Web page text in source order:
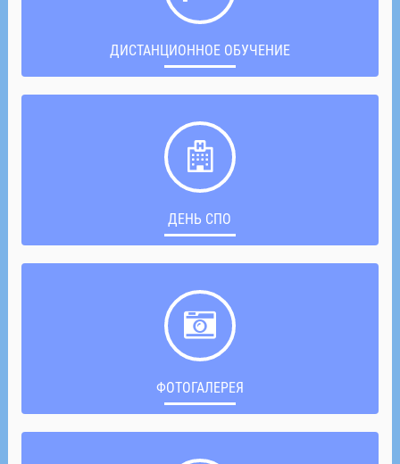
ДИСТАНЦИОННОЕ ОБУЧЕНИЕ
ДЕНЬ СПО
ФОТОГАЛЕРЕЯ